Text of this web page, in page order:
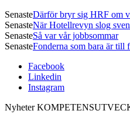
SenasteDärför bryr sig HRF om
SenasteNär Hotellrevyn slog
SenasteSå var vår jobbsommar
SenasteFonderna som bara är till
Facebook
Linkedin
Instagram
Nyheter